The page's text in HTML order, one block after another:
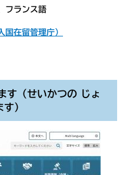
フランス語
在留管理庁）
す（せいかつの じょ
）